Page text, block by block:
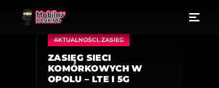
AKTUALNOŚCI,ZASIEG
ZASIĘG SIECI
KOMÓRKOWYCH W
OPOLU – LTE I 5G